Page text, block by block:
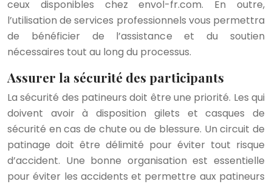
ceux disponibles chez envol-fr.com. En outre,
l’utilisation de services professionnels vous permettra
de bénéficier de l’assistance et du soutien
nécessaires tout au long du processus.
Assurer la sécurité des participants
La sécurité des patineurs doit être une priorité. Les qui
doivent avoir à disposition gilets et casques de
sécurité en cas de chute ou de blessure. Un circuit de
patinage doit être délimité pour éviter tout risque
d’accident. Une bonne organisation est essentielle
pour éviter les accidents et permettre aux patineurs